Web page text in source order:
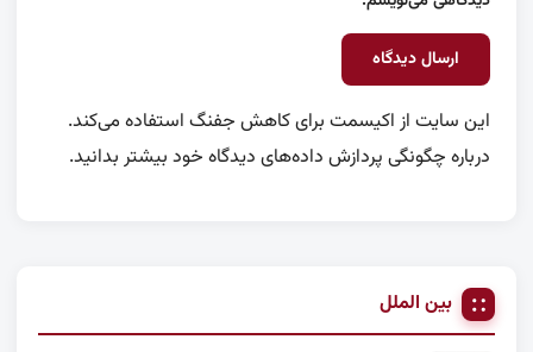
بین الملل
این سایت از اکیسمت برای کاهش جفنگ استفاده می‌کند.
درباره چگونگی پردازش داده‌های دیدگاه خود بیشتر بدانید.